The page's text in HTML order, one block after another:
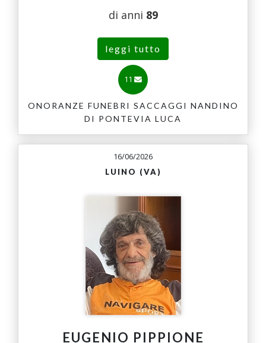
di anni 89
leggi tutto
11
ONORANZE FUNEBRI SACCAGGI NANDINO
DI PONTEVIA LUCA
16/06/2026
LUINO (VA)
EUGENIO PIPPIONE